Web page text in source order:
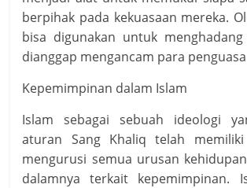
berpihak pada kekuasaan mereka.
bisa digunakan untuk
dianggap mengancam para
Kepemimpinan dalam Islam
Islam sebagai sebuah ideologi
aturan Sang Khaliq telah
mengurusi semua urusan
dalamnya terkait kepemimpinan.